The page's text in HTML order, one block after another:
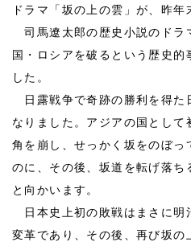
ドラマ「坂の上の雲」が、昨年
司馬遼太郎の歴史小説のドラ
国・ロシアを破るという歴史的
した。
日露戦争で奇跡の勝利を得た
なりました。アジアの国とし
角を崩し、せっかく坂をのぼっ
のに、その後、坂道を転げ落ち
と向かいます。
日本史上初の敗戦はまさに明
変革であり、その後、再び坂の